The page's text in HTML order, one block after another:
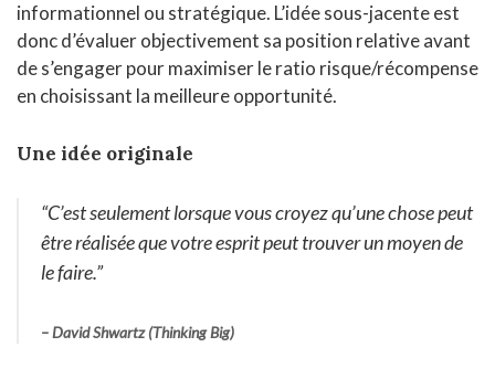
informationnel ou stratégique. L’idée sous-jacente est
donc d’évaluer objectivement sa position relative avant
de s’engager pour maximiser le ratio risque/récompense
en choisissant la meilleure opportunité.
Une idée originale
“C’est seulement lorsque vous croyez qu’une chose peut
être réalisée que votre esprit peut trouver un moyen de
le faire.”
–David Shwartz (Thinking Big)